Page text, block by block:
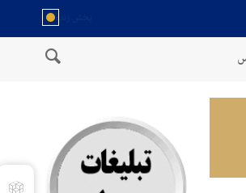
یمن: کشتی نفتی عربستان را با موشک